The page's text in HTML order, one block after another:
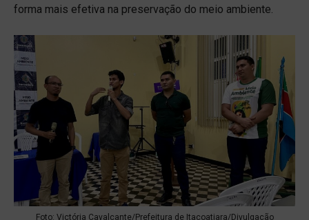
forma mais efetiva na preservação do meio ambiente.
Foto: Victória Cavalcante/Prefeitura de Itacoatiara/Divulgação